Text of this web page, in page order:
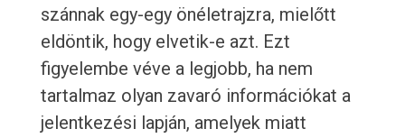
szánnak egy-egy önéletrajzra, mielőtt
eldöntik, hogy elvetik-e azt. Ezt
figyelembe véve a legjobb, ha nem
tartalmaz olyan zavaró információkat a
jelentkezési lapján, amelyek miatt